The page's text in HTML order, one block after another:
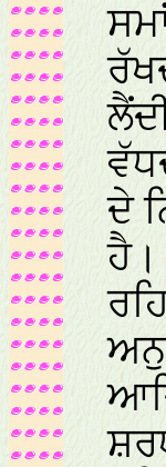
ਦੇ
ਹੈ।